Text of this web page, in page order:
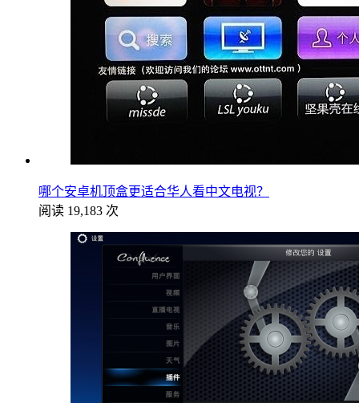
哪个安卓机顶盒更适合华人看中文电视？
阅读 19,183 次